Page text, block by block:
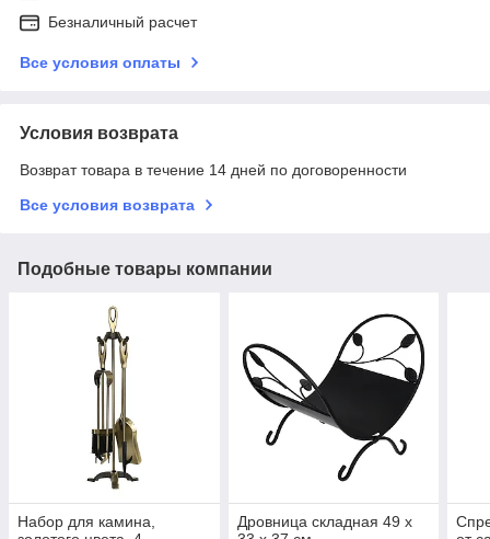
Безналичный расчет
Все условия оплаты
Условия возврата
Возврат товара в течение 14 дней по договоренности
Все условия возврата
Подобные товары компании
Набор для камина,
Дровница складная 49 х